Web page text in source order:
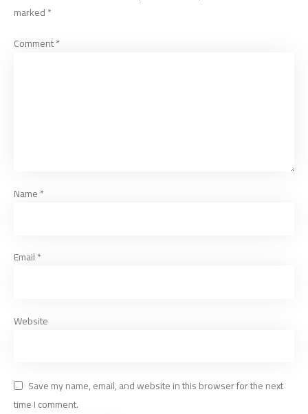
marked*
Comment*
Name*
Email*
Website
Save my name, email, and website in this browser for the next
time I comment.